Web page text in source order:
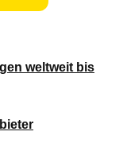
weltweit bis